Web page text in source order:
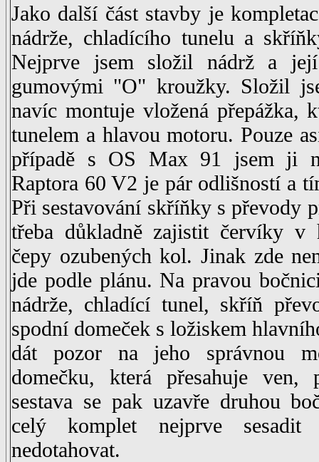
Jako další část stavby je
nádrže, chladícího tunelu a
Nejprve jsem složil nádrž a
gumovými "O" kroužky. Složil
navíc montuje vložená přepážka,
tunelem a hlavou motoru. Pouze
případě s OS Max 91 jsem ji
Raptora 60 V2 je pár odlišností a
Při sestavování skříňky s převody
třeba důkladně zajistit červíky v
čepy ozubených kol. Jinak zde
jde podle plánu. Na pravou
nádrže, chladící tunel, skříň
spodní domeček s ložiskem
dát pozor na jeho správnou
domečku, která přesahuje ven,
sestava se pak uzavře druhou
celý komplet nejprve
nedotahovat.